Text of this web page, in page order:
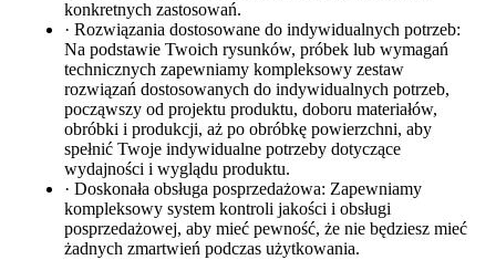
konkretnych zastosowań.
· Rozwiązania dostosowane do indywidualnych potrzeb:
Na podstawie Twoich rysunków, próbek lub wymagań
technicznych zapewniamy kompleksowy zestaw
rozwiązań dostosowanych do indywidualnych potrzeb,
począwszy od projektu produktu, doboru materiałów,
obróbki i produkcji, aż po obróbkę powierzchni, aby
spełnić Twoje indywidualne potrzeby dotyczące
wydajności i wyglądu produktu.
· Doskonała obsługa posprzedażowa: Zapewniamy
kompleksowy system kontroli jakości i obsługi
posprzedażowej, aby mieć pewność, że nie będziesz mieć
żadnych zmartwień podczas użytkowania.